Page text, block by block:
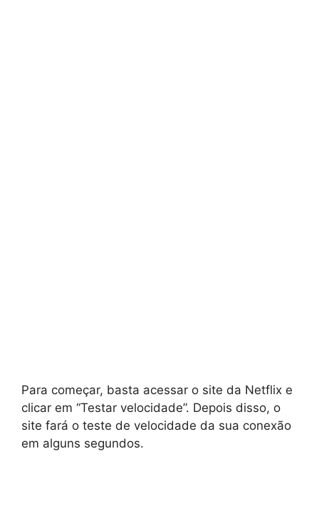
Para começar, basta acessar o site da Netflix e
clicar em “Testar velocidade”. Depois disso, o
site fará o teste de velocidade da sua conexão
em alguns segundos.